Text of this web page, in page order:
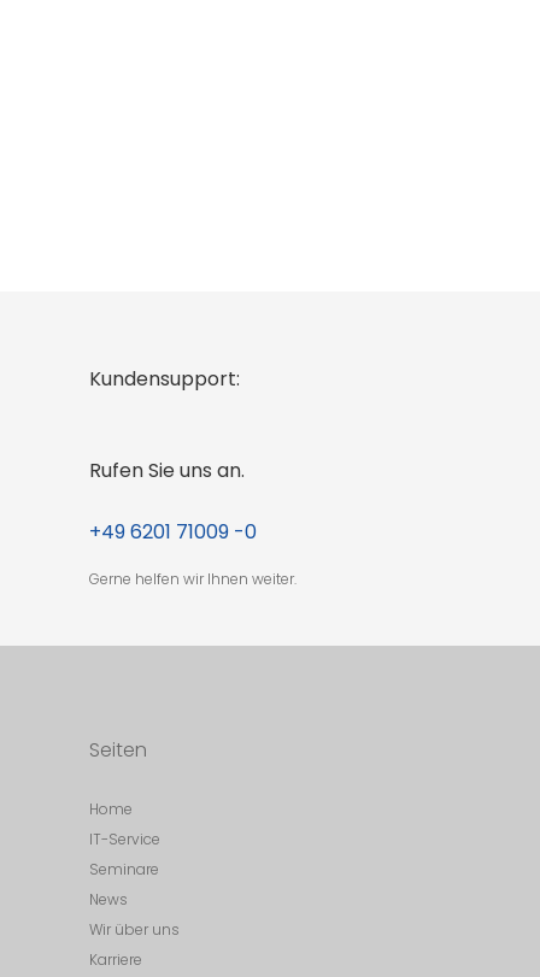
Kundensupport:
Rufen Sie uns an.
+49 6201 71009 -0
Gerne helfen wir Ihnen weiter.
Seiten
Home
IT-Service
Seminare
News
Wir über uns
Karriere